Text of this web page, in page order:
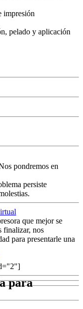
impresión
pelado y aplicación
pondremos en
persiste
que mejor se
finalizar, nos
para presentarle una
para